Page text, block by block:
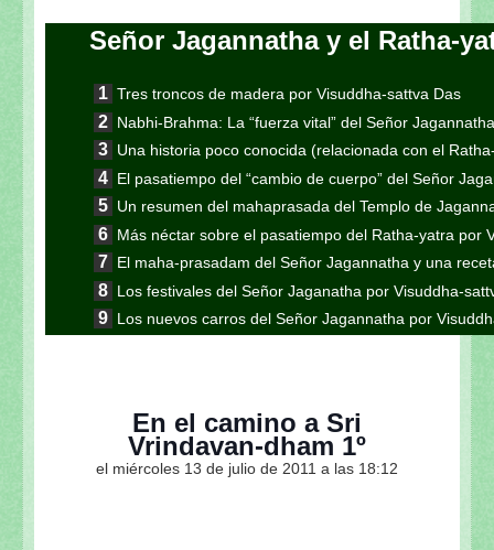
Señor Jagannatha y el Ratha-
Tres troncos de madera por Visuddha-sattva Das
Nabhi-Brahma: La “fuerza vital” del Señor
Una historia poco conocida (relacionada con el
El pasatiempo del “cambio de cuerpo” del Señor
Un resumen del mahaprasada del Templo de
Más néctar sobre el pasatiempo del Ratha-yatra por
El maha-prasadam del Señor Jagannatha y una
Los festivales del Señor Jaganatha por Visuddha-
Los nuevos carros del Señor Jagannatha por
Continuación de la nota anterior: Jaganatha Puri
Continuación de la nota anterior: Aunque
Continuación de la nota anterior: “El encuentro
esotérico del Ratha-yatra”
Continuación: "Los pasatiempos del Ratha-yatra"
Continuación de la nota anterior: Las formas
En el camino a Sri
Vrindavan-dham 1º
el miércoles 13 de julio de 2011 a las 18:12